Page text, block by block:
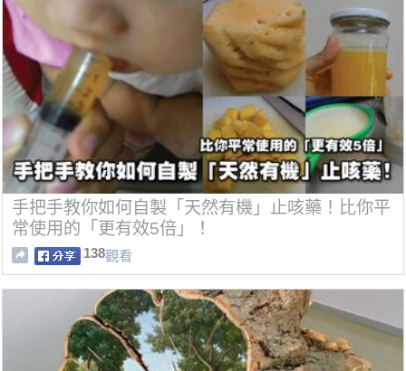
手把手教你如何自製「天然有機」止咳藥！比你平
常使用的「更有效5倍」！
138觀看